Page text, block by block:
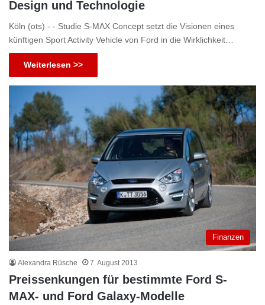
Design und Technologie
Köln (ots) - - Studie S-MAX Concept setzt die Visionen eines
künftigen Sport Activity Vehicle von Ford in die Wirklichkeit…
Weiterlesen >>
Finanzen
Alexandra Rüsche 7. August 2013
Preissenkungen für bestimmte Ford S-
MAX- und Ford Galaxy-Modelle